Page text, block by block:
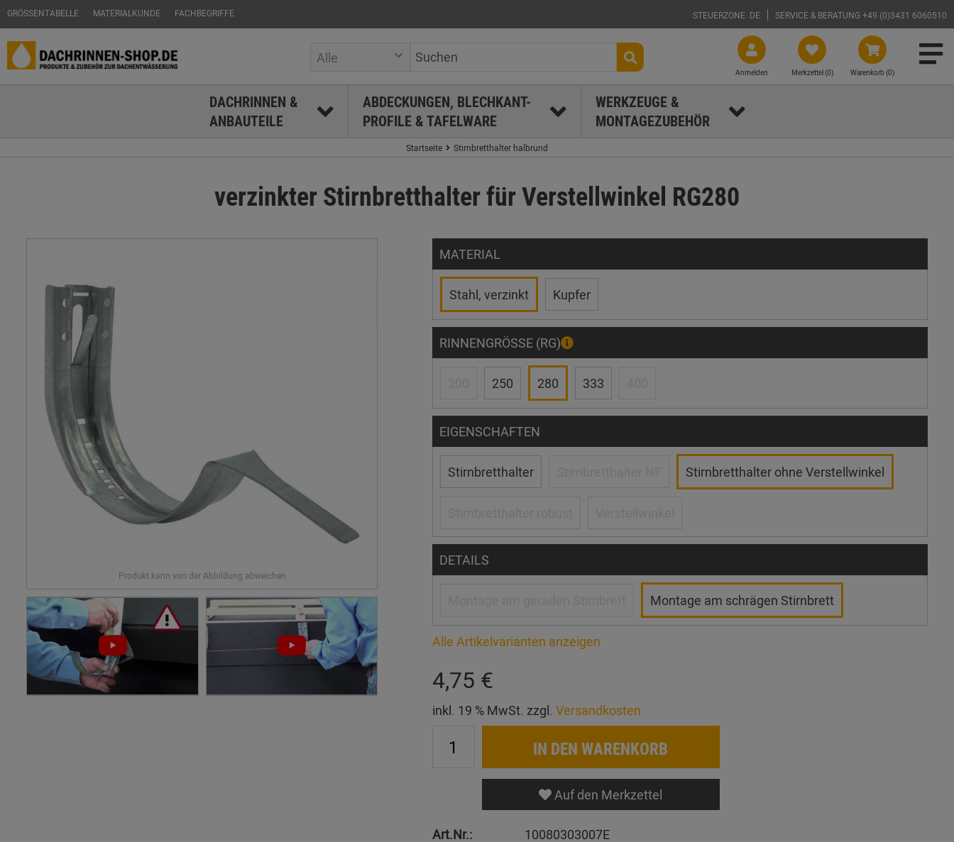
GRÖSSENTABELLE MATERIALKUNDE FACHBEGRIFFE STEUERZONE: DE SERVICE & BERATUNG +49 (0)3431 6060510
Warenkorb (0)
Merkzettel (0)
Anmelden
Alle
DACHRINNEN &
ANBAUTEILE
ABDECKUNGEN, BLECHKANT-
PROFILE & TAFELWARE
WERKZEUGE &
MONTAGEZUBEHÖR
Startseite Stirnbretthalter halbrund
verzinkter Stirnbretthalter für Verstellwinkel RG280
MATERIAL
Stahl, verzinkt Kupfer
RINNENGRÖSSE (RG)
250 280 333
EIGENSCHAFTEN
Stirnbretthalter Stirnbretthalter ohne Verstellwinkel
DETAILS
Montage am schrägen Stirnbrett
Alle Artikelvarianten anzeigen
4,75 €
inkl. 19 % MwSt. zzgl. Versandkosten
IN DEN WARENKORB
Auf den Merkzettel
Art.Nr.:
10080303007E